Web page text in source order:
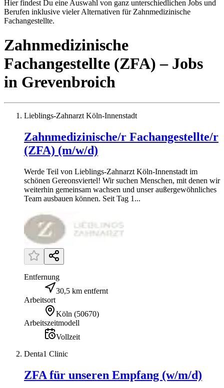
Hier findest Du eine Auswahl von ganz unterschiedlichen Jobs und
Berufen inklusive vieler Alternativen für Zahnmedizinische
Fachangestellte.
Zahnmedizinische
Fachangestellte (ZFA) – Jobs
in Grevenbroich
Lieblings-Zahnarzt Köln-Innenstadt
Zahnmedizinische/r Fachangestellte/r
(ZFA) (m/w/d)
Werde Teil von Lieblings-Zahnarzt Köln-Innenstadt im
schönen Gereonsviertel! Wir suchen Menschen, mit denen wir
weiterhin gemeinsam wachsen und unser außergewöhnliches
Team ausbauen können. Seit Tag 1...
Entfernung
30,5 km entfernt
Arbeitsort
Köln (50670)
Arbeitszeitmodell
Vollzeit
Denta1 Clinic
ZFA für unseren Empfang (w/m/d)